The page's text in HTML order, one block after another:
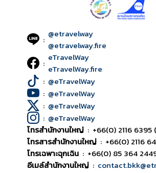
: @etravelway
@etravelway.fire
: eTravelWay
eTravelWay.fire
: @eTravelWay
: @eTravelWay
: @eTravelWay
: @eTravelWay
โทรสำนักงานใหญ่ : +66(0) 2116
โทรสารสำนักงานใหญ่ : +66(0) 2116
โทรเฉพาะฉุกเฉิน : +66(0) 85 364
อีเมล์สำนักงานใหญ่ :